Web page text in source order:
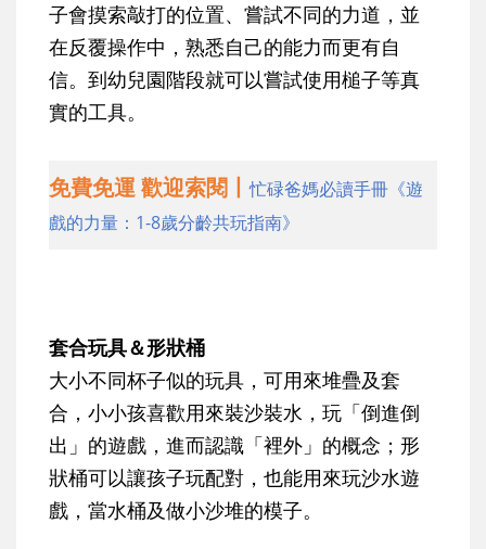
子會摸索敲打的位置、嘗試不同的力道，並
在反覆操作中，熟悉自己的能力而更有自
信。到幼兒園階段就可以嘗試使用槌子等真
實的工具。
免費免運 歡迎索閱丨忙碌爸媽必讀手冊《遊
戲的力量：1-8歲分齡共玩指南》
套合玩具＆形狀桶
大小不同杯子似的玩具，可用來堆疊及套
合，小小孩喜歡用來裝沙裝水，玩「倒進倒
出」的遊戲，進而認識「裡外」的概念；形
狀桶可以讓孩子玩配對，也能用來玩沙水遊
戲，當水桶及做小沙堆的模子。